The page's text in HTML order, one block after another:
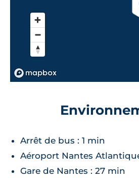
Arrêt de bus : 1 min
Aéroport Nantes
Gare de Nantes : 27 min